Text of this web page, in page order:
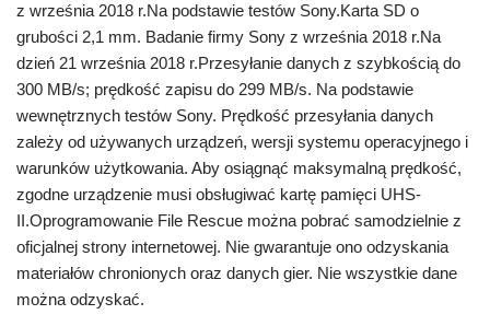
z września 2018 r.Na podstawie testów Sony.Karta SD o
grubości 2,1 mm. Badanie firmy Sony z września 2018 r.Na
dzień 21 września 2018 r.Przesyłanie danych z szybkością do
300 MB/s; prędkość zapisu do 299 MB/s. Na podstawie
wewnętrznych testów Sony. Prędkość przesyłania danych
zależy od używanych urządzeń, wersji systemu operacyjnego i
warunków użytkowania. Aby osiągnąć maksymalną prędkość,
zgodne urządzenie musi obsługiwać kartę pamięci UHS-
II.Oprogramowanie File Rescue można pobrać samodzielnie z
oficjalnej strony internetowej. Nie gwarantuje ono odzyskania
materiałów chronionych oraz danych gier. Nie wszystkie dane
można odzyskać.